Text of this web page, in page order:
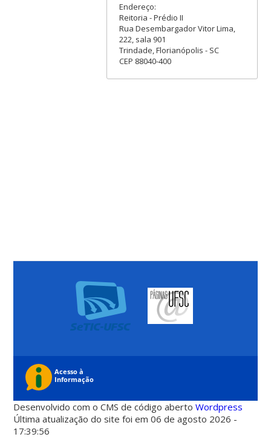
Endereço:
Reitoria - Prédio II
Rua Desembargador Vitor Lima,
222, sala 901
Trindade, Florianópolis - SC
CEP 88040-400
Desenvolvido com o CMS de código abertoWordpress
Última atualização do site foi em 06 de agosto 2026 -
17:39:56